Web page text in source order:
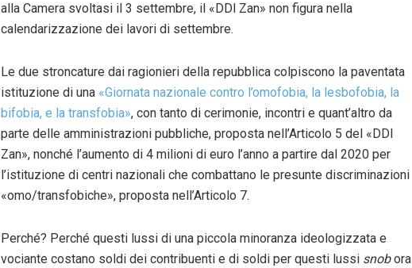
alla Camera svoltasi il 3 settembre, il «DDl Zan» non figura nella
calendarizzazione dei lavori di settembre.
Le due stroncature dai ragionieri della repubblica colpiscono la paventata
istituzione di una «Giornata nazionale contro l’omofobia, la lesbofobia, la
bifobia, e la transfobia», con tanto di cerimonie, incontri e quant’altro da
parte delle amministrazioni pubbliche, proposta nell’Articolo 5 del «DDl
Zan», nonché l’aumento di 4 milioni di euro l’anno a partire dal 2020 per
l’istituzione di centri nazionali che combattano le presunte discriminazioni
«omo/transfobiche», proposta nell’Articolo 7.
Perché? Perché questi lussi di una piccola minoranza ideologizzata e
vociante costano soldi dei contribuenti e di soldi per questi lussi snobora